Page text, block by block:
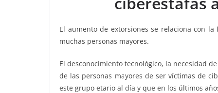
o
k
p
p
g
er
m tir
El aumento de extorsiones se relaciona con
muchas personas mayores.
El desconocimiento tecnológico, la necesidad
de las personas mayores de ser víctimas de
este grupo etario al día y que en los últimos